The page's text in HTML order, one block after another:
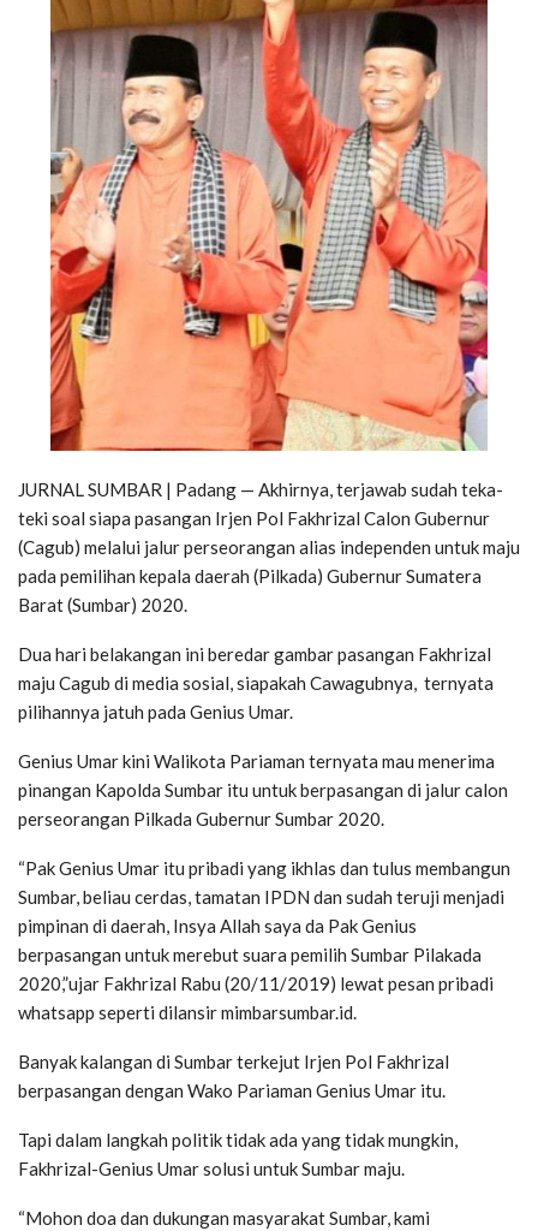
JURNAL SUMBAR | Padang — Akhirnya, terjawab sudah teka-
teki soal siapa pasangan Irjen Pol Fakhrizal Calon Gubernur
(Cagub) melalui jalur perseorangan alias independen untuk maju
pada pemilihan kepala daerah (Pilkada) Gubernur Sumatera
Barat (Sumbar) 2020.
Dua hari belakangan ini beredar gambar pasangan Fakhrizal
maju Cagub di media sosial, siapakah Cawagubnya, ternyata
pilihannya jatuh pada Genius Umar.
Genius Umar kini Walikota Pariaman ternyata mau menerima
pinangan Kapolda Sumbar itu untuk berpasangan di jalur calon
perseorangan Pilkada Gubernur Sumbar 2020.
“Pak Genius Umar itu pribadi yang ikhlas dan tulus membangun
Sumbar, beliau cerdas, tamatan IPDN dan sudah teruji menjadi
pimpinan di daerah, Insya Allah saya da Pak Genius
berpasangan untuk merebut suara pemilih Sumbar Pilakada
2020,”ujar Fakhrizal Rabu (20/11/2019) lewat pesan pribadi
whatsapp seperti dilansir mimbarsumbar.id.
Banyak kalangan di Sumbar terkejut Irjen Pol Fakhrizal
berpasangan dengan Wako Pariaman Genius Umar itu.
Tapi dalam langkah politik tidak ada yang tidak mungkin,
Fakhrizal-Genius Umar solusi untuk Sumbar maju.
“Mohon doa dan dukungan masyarakat Sumbar, kami